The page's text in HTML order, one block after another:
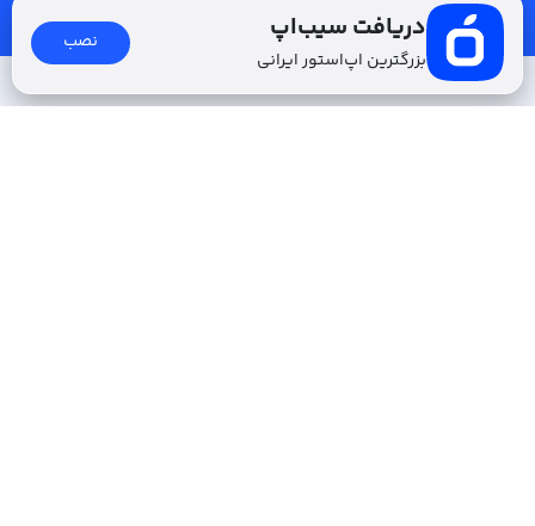
دریافت سیب‌اپ
بزرگترین اپ‌استور ایرانی
نصب